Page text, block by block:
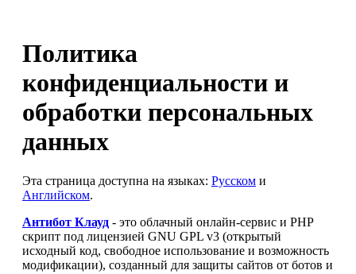
Политика
конфиденциальности и
обработки персональных
данных
Эта страница доступна на языках: Русском и
Английском.
Антибот Клауд - это облачный онлайн-сервис и PHP
скрипт под лицензией GNU GPL v3 (открытый
исходный код, свободное использование и возможность
модификации), созданный для защиты сайтов от ботов и